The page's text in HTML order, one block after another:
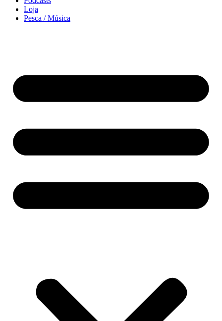
Loja
Pesca / Música